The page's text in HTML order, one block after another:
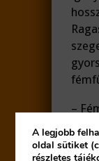
–
A legjobb
oldal sütiket
részletes